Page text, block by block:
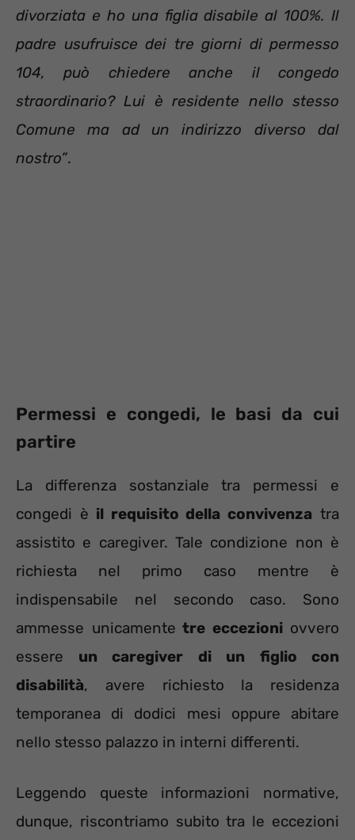
divorziata e ho una figlia disabile al 100%. Il
padre usufruisce dei tre giorni di permesso
104, può chiedere anche il congedo
straordinario? Lui è residente nello stesso
Comune ma ad un indirizzo diverso dal
nostro”.
Permessi e congedi, le basi da cui
partire
La differenza sostanziale tra permessi e
congedi è il requisito della convivenza tra
assistito e caregiver. Tale condizione non è
richiesta nel primo caso mentre è
indispensabile nel secondo caso. Sono
ammesse unicamente tre eccezioniovvero
essere un caregiver di un figlio con
disabilità, avere richiesto la residenza
temporanea di dodici mesi oppure abitare
nello stesso palazzo in interni differenti.
Leggendo queste informazioni normative,
dunque, riscontriamo subito tra le eccezioni